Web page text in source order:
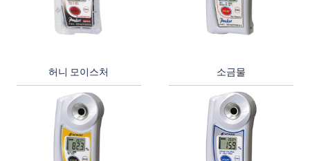
허니 모이스처 소금물